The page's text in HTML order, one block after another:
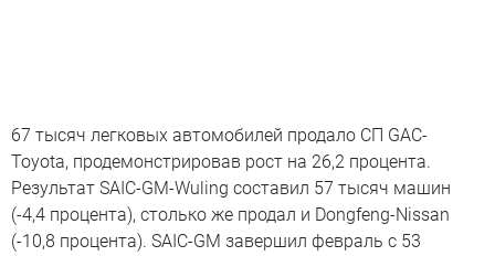
67 тысяч легковых автомобилей продало СП GAC-
Toyota, продемонстрировав рост на 26,2 процента.
Результат SAIC-GM-Wuling составил 57 тысяч машин
(-4,4 процента), столько же продал и Dongfeng-Nissan
(-10,8 процента). SAIC-GM завершил февраль с 53